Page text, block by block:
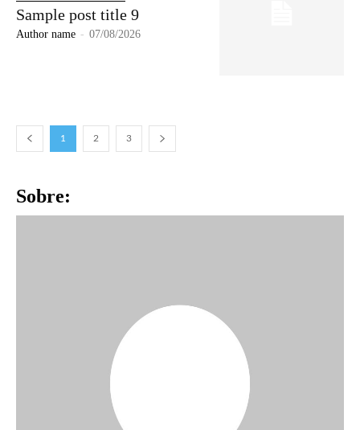
Sample post title 9
Author name - 07/08/2026
1 2 3
Sobre: